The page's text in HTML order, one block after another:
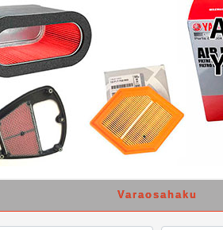
Varaosahaku